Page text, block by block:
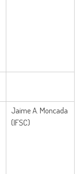
Jaime A. Moncada
(IFSC)